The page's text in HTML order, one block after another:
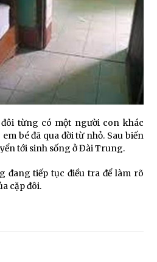
từng có một người con khác
bé đã qua đời từ nhỏ. Sau biến
tới sinh sống ở Đài Trung.
đang tiếp tục điều tra để làm rõ
cặp đôi.